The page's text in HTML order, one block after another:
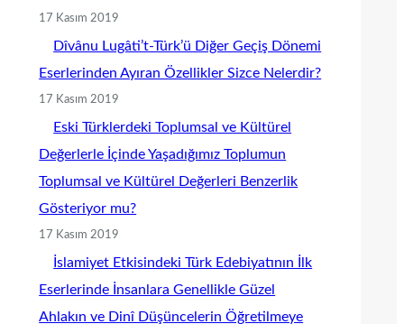
17 Kasım 2019
Dîvânu Lugâti’t-Türk’ü Diğer Geçiş Dönemi
Eserlerinden Ayıran Özellikler Sizce Nelerdir?
17 Kasım 2019
Eski Türklerdeki Toplumsal ve Kültürel
Değerlerle İçinde Yaşadığımız Toplumun
Toplumsal ve Kültürel Değerleri Benzerlik
Gösteriyor mu?
17 Kasım 2019
İslamiyet Etkisindeki Türk Edebiyatının İlk
Eserlerinde İnsanlara Genellikle Güzel
Ahlakın ve Dinî Düşüncelerin Öğretilmeye